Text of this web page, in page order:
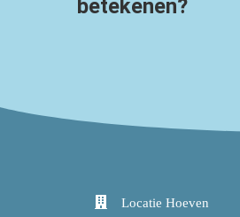
betekenen?
Locatie Hoeven